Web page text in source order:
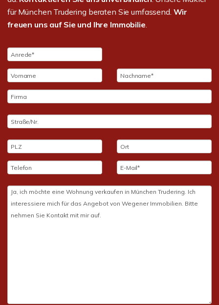
für München Trudering beraten Sie umfassend. Wir
freuen uns auf Sie und Ihre Immobilie.